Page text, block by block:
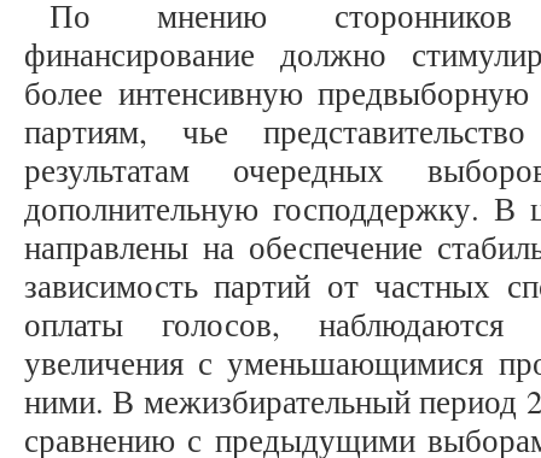
По мнению сторонников
финансирование должно
более интенсивную
партиям, чье
результатам очередных
дополнительную господдержку.
направлены на обеспечение
зависимость партий от частных
оплаты голосов, наблюдаются
увеличения с уменьшающимися
ними. В межизбирательный период
сравнению с предыдущими